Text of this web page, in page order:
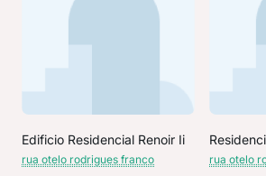
Edificio Residencial Renoir Ii
rua otelo rodrigues franco rua otelo